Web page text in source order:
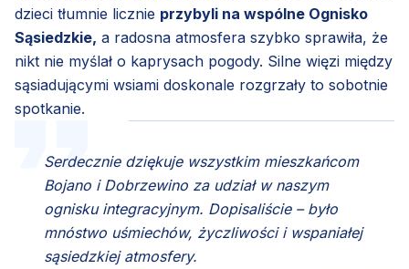
dzieci tłumnie licznie przybyli na wspólne Ognisko
Sąsiedzkie, a radosna atmosfera szybko sprawiła, że
nikt nie myślał o kaprysach pogody. Silne więzi między
sąsiadującymi wsiami doskonale rozgrzały to sobotnie
spotkanie.
Serdecznie dziękuje wszystkim mieszkańcom
Bojano i Dobrzewino za udział w naszym
ognisku integracyjnym. Dopisaliście – było
mnóstwo uśmiechów, życzliwości i wspaniałej
sąsiedzkiej atmosfery.